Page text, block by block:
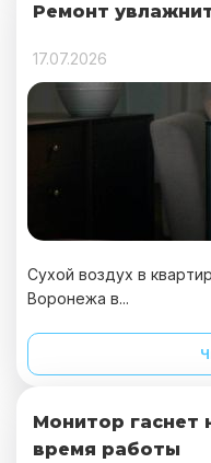
Ремонт
17.07.2026
Сухой воздух в
Воронежа в...
Монитор гаснет
время работы